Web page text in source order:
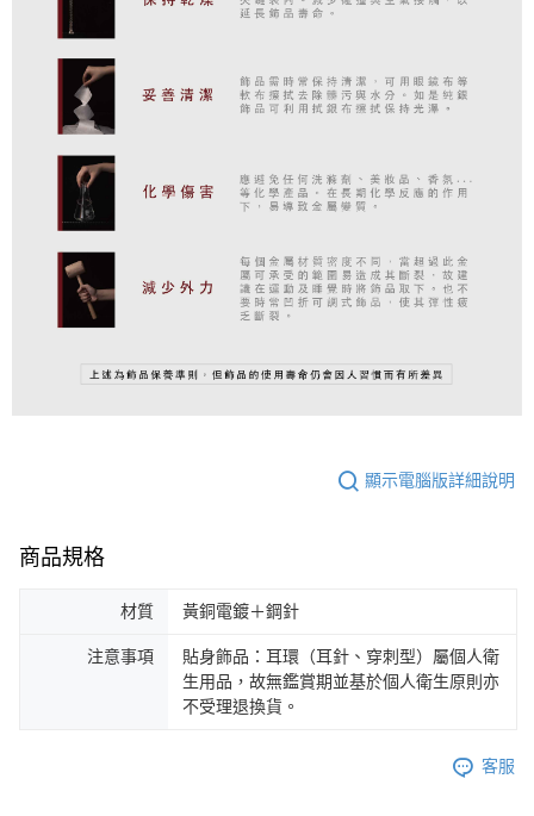
３．未成年的使用者請事先徵得法定代理人或監護人之同意方可使用
「AFTEE先享後付」，若未經同意申辦者引起之損失，本公司不負相關責
４．使用「AFTEE先享後付」時，將依據個別帳號之用戶狀況，依本公司即
時審查核予不同之上限額度；若仍有額度不足之情形，本公司將視審查結果
５．嚴禁一人註冊多個帳號或使用他人資訊註冊。若發現惡意使用之情形，
恩沛科技股份有限公司將有權停止該用戶之使用額度並採取法律行動。
顯示電腦版詳細說明
商品規格
材質 黃銅電鍍＋鋼針
注意事項
貼身飾品：耳環（耳針、穿刺型）屬個人衛
生用品，故無鑑賞期並基於個人衛生原則亦
不受理退換貨。
客服